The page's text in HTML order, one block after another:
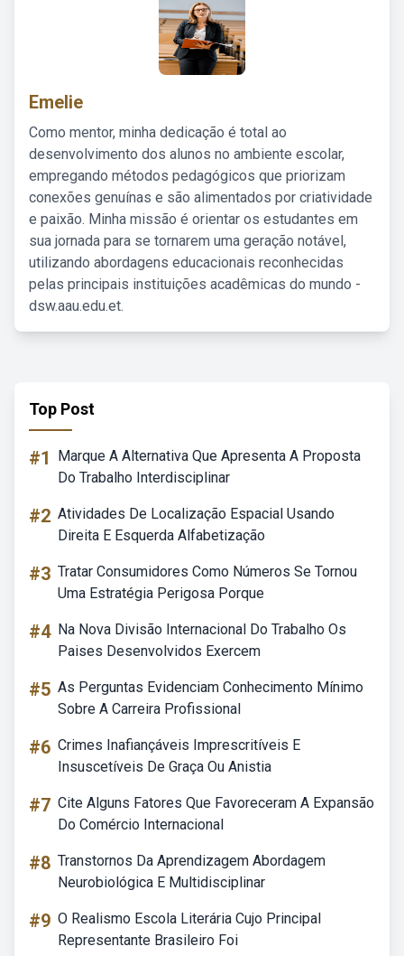
Emelie
Como mentor, minha dedicação é total ao
desenvolvimento dos alunos no ambiente escolar,
empregando métodos pedagógicos que priorizam
conexões genuínas e são alimentados por criatividade
e paixão. Minha missão é orientar os estudantes em
sua jornada para se tornarem uma geração notável,
utilizando abordagens educacionais reconhecidas
pelas principais instituições acadêmicas do mundo -
dsw.aau.edu.et.
Top Post
#1
Marque A Alternativa Que Apresenta A Proposta
Do Trabalho Interdisciplinar
#2 Atividades De Localização Espacial Usando
Direita E Esquerda Alfabetização
#3 Tratar Consumidores Como Números Se Tornou
Uma Estratégia Perigosa Porque
#4 Na Nova Divisão Internacional Do Trabalho Os
Paises Desenvolvidos Exercem
#5 As Perguntas Evidenciam Conhecimento Mínimo
Sobre A Carreira Profissional
#6 Crimes Inafiançáveis Imprescritíveis E
Insuscetíveis De Graça Ou Anistia
#7 Cite Alguns Fatores Que Favoreceram A Expansão
Do Comércio Internacional
#8 Transtornos Da Aprendizagem Abordagem
Neurobiológica E Multidisciplinar
#9 O Realismo Escola Literária Cujo Principal
Representante Brasileiro Foi